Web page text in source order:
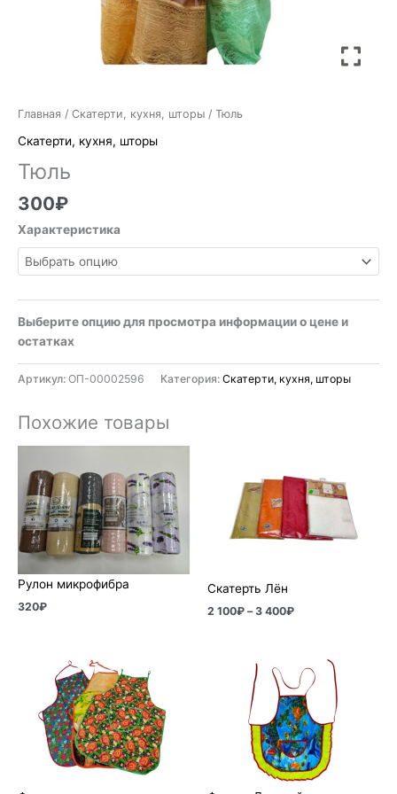
Главная / Скатерти, кухня, шторы / Тюль
Скатерти, кухня, шторы
Тюль
300₽
Характеристика
Выберите опцию для просмотра информации о цене и
остатках
Артикул: ОП-00002596 Категория: Скатерти, кухня, шторы
Похожие товары
Рулон микрофибра
320₽
Скатерть Лён
2 100₽ – 3 400₽
2
100₽
3
400₽
Диапазон
цен:
180₽
–
320₽